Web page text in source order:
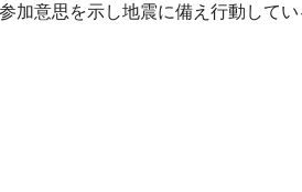
加意思を示し地震に備え行動して